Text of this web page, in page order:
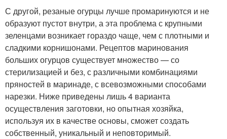
С другой, резаные огурцы лучше промаринуются и не
образуют пустот внутри, а эта проблема с крупными
зеленцами возникает гораздо чаще, чем с плотными и
сладкими корнишонами. Рецептов маринования
больших огурцов существует множество — со
стерилизацией и без, с различными комбинациями
пряностей в маринаде, с всевозможными способами
нарезки. Ниже приведены лишь 4 варианта
осуществления заготовки, но опытная хозяйка,
используя их в качестве основы, сможет создать
собственный, уникальный и неповторимый.